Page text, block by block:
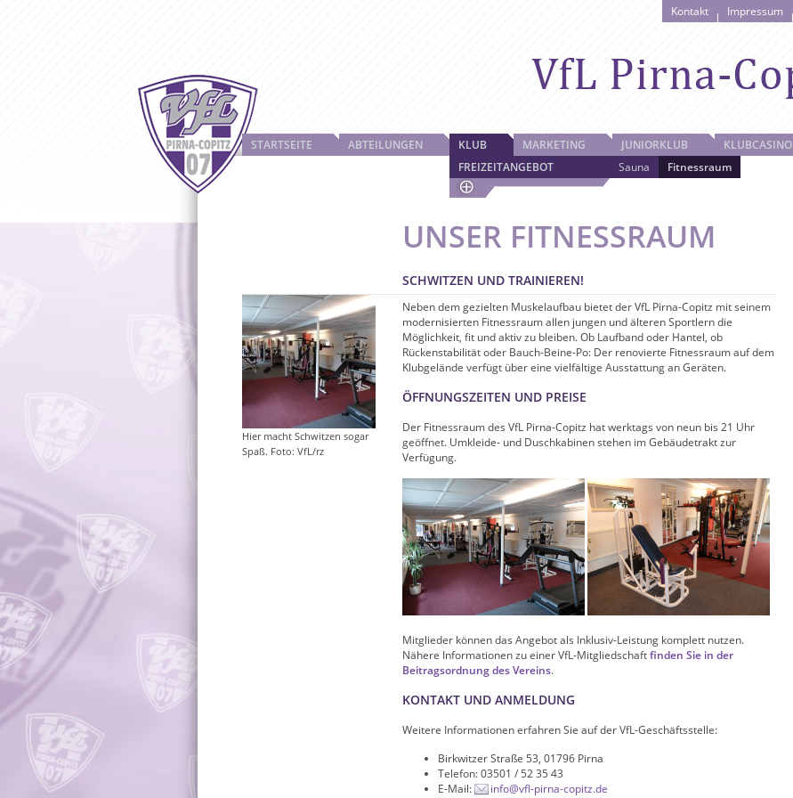
Kontakt Impressum
STARTSEITE ABTEILUNGEN
KLUB
FREIZEITANGEBOT
Sauna Fitnessraum
MARKETING JUNIORKLUB KLUBCASINO
UNSER FITNESSRAUM
SCHWITZEN UND TRAINIEREN!
Neben dem gezielten Muskelaufbau bietet der VfL Pirna-Copitz mit seinem
modernisierten Fitnessraum allen jungen und älteren Sportlern die
Möglichkeit, fit und aktiv zu bleiben. Ob Laufband oder Hantel, ob
Rückenstabilität oder Bauch-Beine-Po: Der renovierte Fitnessraum auf dem
Klubgelände verfügt über eine vielfältige Ausstattung an Geräten.
ÖFFNUNGSZEITEN UND PREISE
Der Fitnessraum des VfL Pirna-Copitz hat werktags von neun bis 21 Uhr
geöffnet. Umkleide- und Duschkabinen stehen im Gebäudetrakt zur
Verfügung.
Mitglieder können das Angebot als Inklusiv-Leistung komplett nutzen.
Nähere Informationen zu einer VfL-Mitgliedschaftfinden Sie in der
Beitragsordnung des Vereins.
KONTAKT UND ANMELDUNG
Weitere Informationen erfahren Sie auf der VfL-Geschäftsstelle:
Birkwitzer Straße 53, 01796 Pirna
Telefon: 03501 / 52 35 43
E-Mail:
info@vfl-pirna-copitz.de
Hier macht Schwitzen sogar
Spaß. Foto: VfL/rz